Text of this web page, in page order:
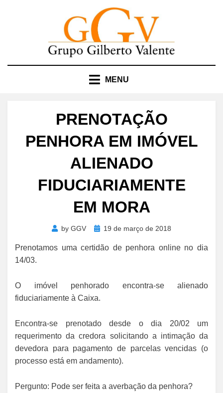
MENU
PRENOTAÇÃO
PENHORA EM IMÓVEL
ALIENADO
FIDUCIARIAMENTE
EM MORA
by GGV
Posted19 de março de 2018
Prenotamos uma certidão de penhora online no dia
14/03.
O imóvel penhorado encontra-se alienado
fiduciariamente à Caixa.
Encontra-se prenotado desde o dia 20/02 um
requerimento da credora solicitando a intimação da
devedora para pagamento de parcelas vencidas (o
processo está em andamento).
Pergunto: Pode ser feita a averbação da penhora?